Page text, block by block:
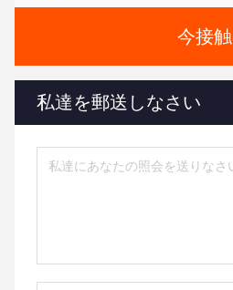
今接触
私達を郵送しなさい